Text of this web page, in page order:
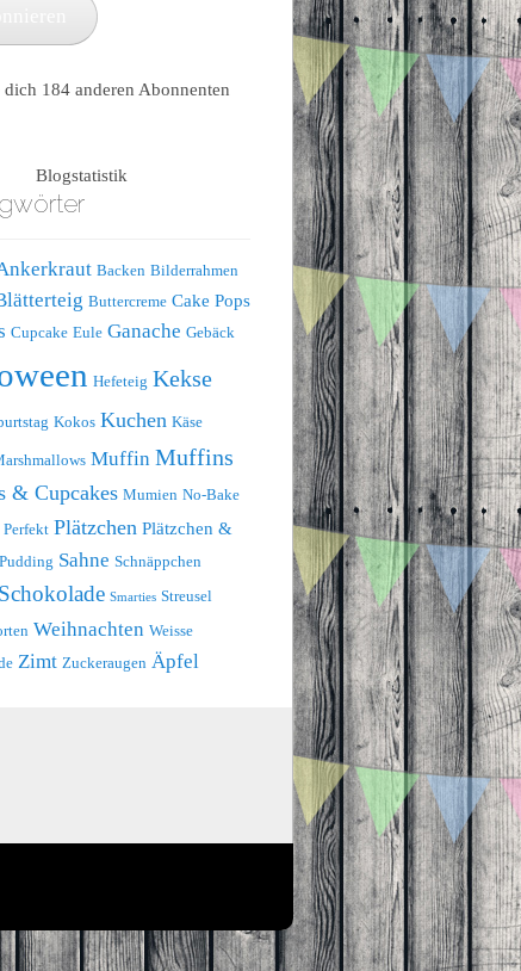
dich 184 anderen Abonnenten
Blogstatistik
Backen Bilderrahmen
Buttercreme Cake Pops
Cupcake Eule Ganache Gebäck
Hefeteig Kekse
Kokos Kuchen Käse
Muffin Muffins
& Cupcakes Mumien No-Bake
Perfekt Plätzchen Plätzchen &
Pudding Sahne Schnäppchen
Schokolade Smarties Streusel
Weihnachten Weisse
Zimt Zuckeraugen Äpfel